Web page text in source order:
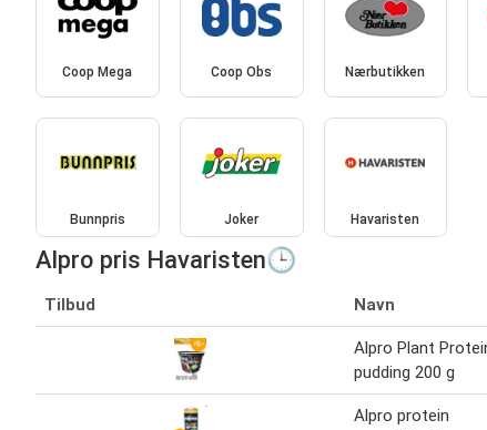
Coop Mega Coop Obs Nærbutikken
Bunnpris Joker Havaristen
Alpro pris Havaristen🕒
Tilbud Navn
Alpro Plant
pudding 200 g
Alpro protein